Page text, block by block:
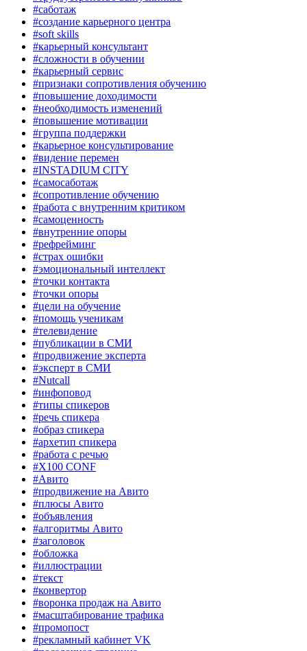
#саботаж
#создание карьерного центра
#soft skills
#карьерный консультант
#сложности в обучении
#карьерный сервис
#признаки сопротивления обучению
#повышение доходимости
#необходимость изменений
#повышение мотивации
#группа поддержки
#карьерное консультирование
#видение перемен
#INSTADIUM CITY
#самосаботаж
#сопротивление обучению
#работа с внутренним критиком
#самоценность
#внутренние опоры
#рефрейминг
#страх ошибки
#эмоциональный интеллект
#точки контакта
#точки опоры
#цели на обучение
#помощь ученикам
#телевидение
#публикации в СМИ
#продвижение эксперта
#эксперт в СМИ
#Nutcall
#инфоповод
#типы спикеров
#речь спикера
#образ спикера
#архетип спикера
#работа с речью
#X100 CONF
#Авито
#продвижение на Авито
#плюсы Авито
#объявления
#алгоритмы Авито
#заголовок
#обложка
#иллюстрации
#текст
#конвертор
#воронка продаж на Авито
#масштабирование трафика
#промопост
#рекламный кабинет VK